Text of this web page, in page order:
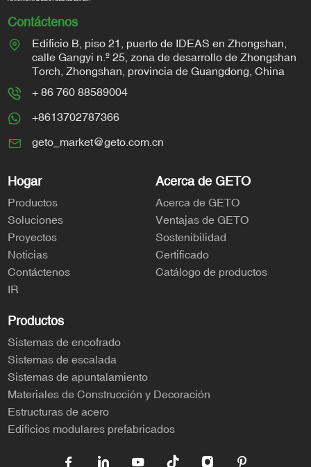
Contáctenos
Edificio B, piso 21, puerto de IDEAS en Zhongshan,
calle Gangyi n.º 25, zona de desarrollo de Zhongshan
Torch, Zhongshan, provincia de Guangdong, China
+ 86 760 88589004
+8613702787366
geto_market@geto.com.cn
Hogar
Productos
Soluciones
Proyectos
Noticias
Contáctenos
IR
Acerca de GETO
Acerca de GETO
Ventajas de GETO
Sostenibilidad
Certificado
Catálogo de productos
Productos
Sistemas de encofrado
Sistemas de escalada
Sistemas de apuntalamiento
Materiales de Construcción y Decoración
Estructuras de acero
Edificios modulares prefabricados